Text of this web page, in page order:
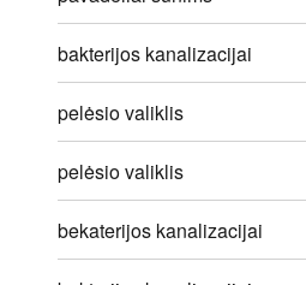
bakterijos kanalizacijai
pelėsio valiklis
pelėsio valiklis
bekaterijos kanalizacijai